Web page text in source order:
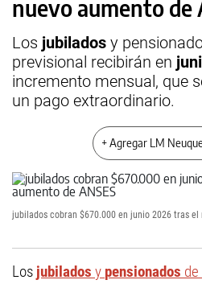
nuevo aumento de
Los jubilados y
previsional recibirán en
incremento mensual, que
un pago extraordinario.
+ Agregar LM
jubilados cobran $670.000 en junio 2026 tras el
Los jubilados y pensionados de